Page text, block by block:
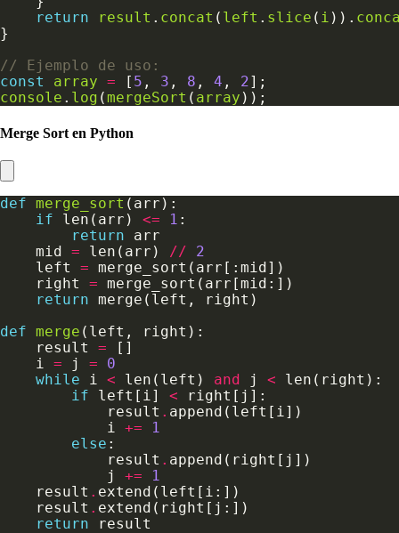
return
result . concat ( left . slice ( i )).
const
array = [ 5 , 3 , 8 , 4 , 2
console . log (mergeSort ( array
Merge Sort en Python
def merge_sort
if len(arr) <= 1
return
    mid
= len(arr) //
2
    left
=
    right
=
return
def merge
    result
=
    i
= j =
0
while i < len(left) and j <
if left[i] <
            result
.
            i
+=
1
else
            result
.
            j
+=
1
    result
.
    result
.
return